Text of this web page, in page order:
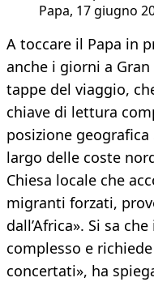
Papa, 17 giugno
A toccare il Papa in
anche i giorni a
tappe del viaggio,
chiave di lettura
posizione geografica
largo delle coste
Chiesa locale che
migranti forzati,
dall’Africa». Si sa
complesso e
concertati», ha